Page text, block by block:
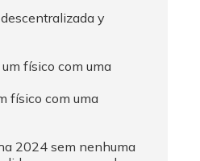
y
físico com uma